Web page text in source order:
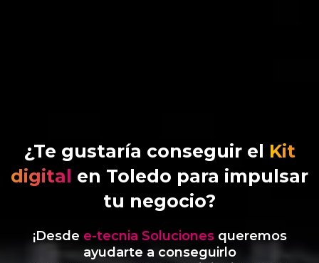
¿Te gustaría conseguir el Kit
digital en Toledo para impulsar
tu negocio?
¡Desde e-tecnia Solucionesqueremos
ayudarte a conseguirlo